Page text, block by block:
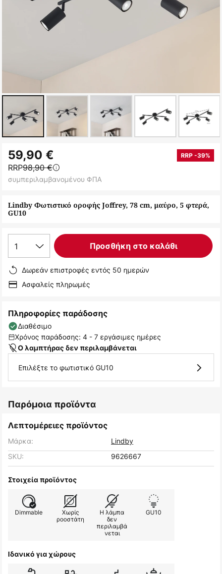
στην
αρχή
της
εικόνων
Lindby Φωτιστικό οροφής Joffrey, 78 cm, μαύρο, 5 φτερά,
GU10
59,90 € RRP -39%
RRP98,90 €
συμπεριλαμβανομένου ΦΠΑ
1 Προσθήκη στο καλάθι
Δωρεάν επιστροφές εντός 50 ημερών
Ασφαλείς πληρωμές
Πληροφορίες παράδοσης
Διαθέσιμο
Χρόνος παράδοσης: 4 - 7 εργάσιμες ημέρες
Ο λαμπτήρας δεν περιλαμβάνεται
Επιλέξτε το φωτιστικό GU10
Παρόμοια προϊόντα
Λεπτομέρειες προϊόντος
Μάρκα:
Lindby
SKU:
9626667
Στοιχεία προϊόντος
Dimmable
Χωρίς
ροοστάτη
Η λάμπα
δεν
περιλαμβά
νεται
GU10
Ιδανικό για χώρους